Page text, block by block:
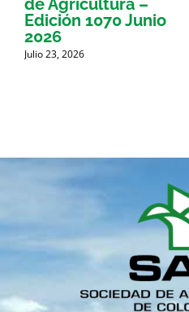
de Agricultura –
Edición 1070 Junio
2026
Julio 23, 2026